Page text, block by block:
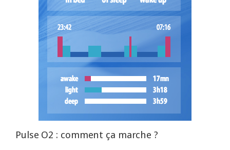
Pulse O2 : comment ça marche ?